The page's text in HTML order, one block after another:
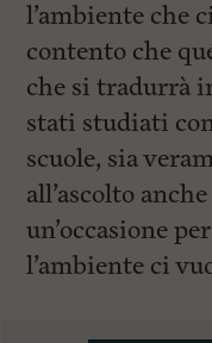
l’ambiente che
contento che
che si tradurrà
stati studiati
scuole, sia
all’ascolto
un’occasione
l’ambiente ci